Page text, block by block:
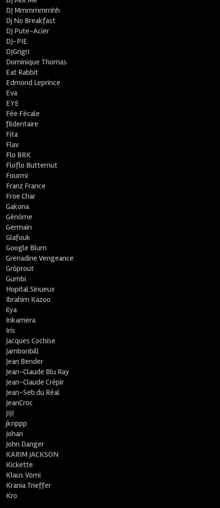
DJ Mmmmmmhh
Dj No Breakfast
DJ Pute-Acier
DJ-PIE
DJGrigri
Dominique Thomas
Eat Rabbit
Edmond Leprince
Eva
EYE
Fée Fécale
fildentaire
Fita
Flav
Flo BRK
Floflo Butternut
Fourmi
Franz France
Froe Char
Gakona
Génôme
Germain
Glafouk
Google Blum
Grenadine Vengeance
Grôprout
Gumbi
Hopital Sinueux
Ibrahim Kazoo
ilya
Inkamera
Iris
Jacques Cochise
Jambonbill
Jean Bender
Jean-Claude Blu Ray
Jean-Claude Crépir
Jean-Seb du Réal
JeanCroc
JIJI
jknppp
Johan
John Danger
KARIM JACKSON
Kickette
Klaus Vomi
Krania Trieffer
Kro